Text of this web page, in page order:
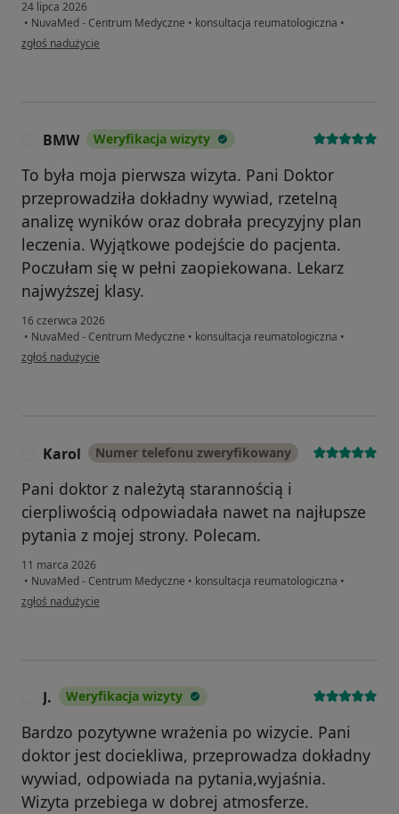
24 lipca 2026
• NuvaMed - Centrum Medyczne • konsultacja reumatologiczna •
w opinii użytkownika Hanna
zgłoś nadużycie
BMW Weryfikacja wizyty
To była moja pierwsza wizyta. Pani Doktor
przeprowadziła dokładny wywiad, rzetelną
analizę wyników oraz dobrała precyzyjny plan
leczenia. Wyjątkowe podejście do pacjenta.
Poczułam się w pełni zaopiekowana. Lekarz
najwyższej klasy.
16 czerwca 2026
• NuvaMed - Centrum Medyczne • konsultacja reumatologiczna •
w opinii użytkownika BMW
zgłoś nadużycie
Karol Numer telefonu zweryfikowany
Pani doktor z należytą starannością i
cierpliwością odpowiadała nawet na najłupsze
pytania z mojej strony. Polecam.
11 marca 2026
• NuvaMed - Centrum Medyczne • konsultacja reumatologiczna •
w opinii użytkownika Karol
zgłoś nadużycie
J. Weryfikacja wizyty
Bardzo pozytywne wrażenia po wizycie. Pani
doktor jest dociekliwa, przeprowadza dokładny
wywiad, odpowiada na pytania,wyjaśnia.
Wizyta przebiega w dobrej atmosferze.